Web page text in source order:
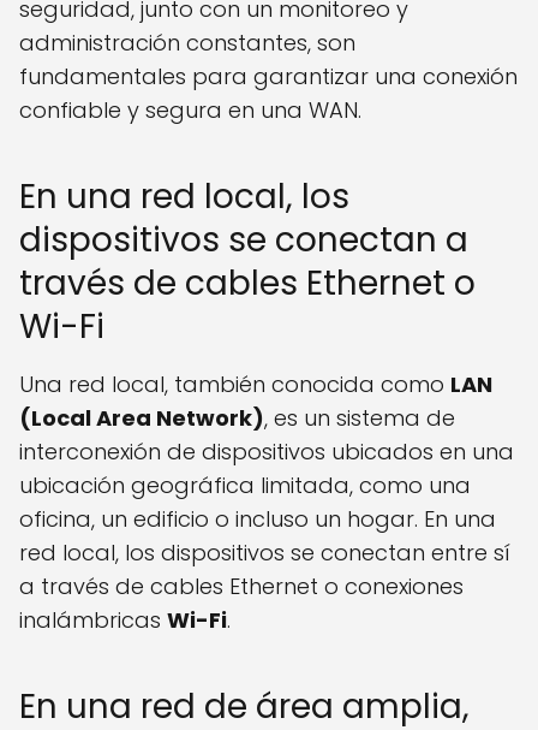
seguridad, junto con un monitoreo y
administración constantes, son
fundamentales para garantizar una conexión
confiable y segura en una WAN.
En una red local, los
dispositivos se conectan a
través de cables Ethernet o
Wi-Fi
Una red local, también conocida como LAN
(Local Area Network), es un sistema de
interconexión de dispositivos ubicados en una
ubicación geográfica limitada, como una
oficina, un edificio o incluso un hogar. En una
red local, los dispositivos se conectan entre sí
a través de cables Ethernet o conexiones
inalámbricas Wi-Fi.
En una red de área amplia,